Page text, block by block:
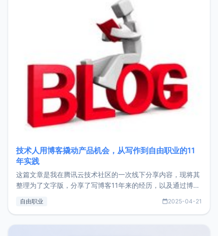
技术人用博客撬动产品机会，从写作到自由职业的11
年实践
这篇文章是我在腾讯云技术社区的一次线下分享内容，现将其
整理为了文字版，分享了写博客11年来的经历，以及通过博客
了我的首个产品ImgURL的真实数据和产品现状。自我介绍大
自由职业 2025-04-21